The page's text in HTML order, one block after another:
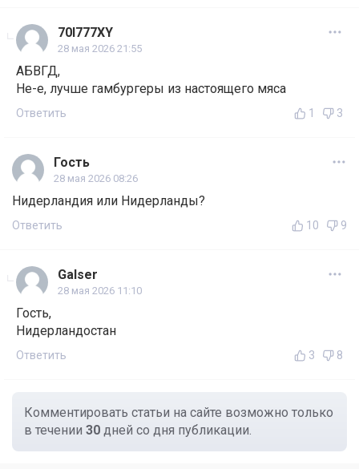
70I777XY
28 мая 2026 21:55
АБВГД,
Не-е, лучше гамбургеры из настоящего мяса
Ответить 1 3
Гость
28 мая 2026 08:26
Нидерландия или Нидерланды?
Ответить 10 9
Galser
28 мая 2026 11:10
Гость,
Нидерландостан
Ответить 3 8
Комментировать статьи на сайте возможно только
в течении 30 дней со дня публикации.